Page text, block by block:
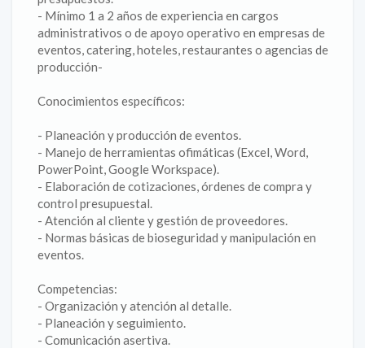
- Mínimo 1 a 2 años de experiencia en cargos
administrativos o de apoyo operativo en empresas de
eventos, catering, hoteles, restaurantes o agencias de
producción-
Conocimientos específicos:
- Planeación y producción de eventos.
- Manejo de herramientas ofimáticas (Excel, Word,
PowerPoint, Google Workspace).
- Elaboración de cotizaciones, órdenes de compra y
control presupuestal.
- Atención al cliente y gestión de proveedores.
- Normas básicas de bioseguridad y manipulación en
eventos.
Competencias:
- Organización y atención al detalle.
- Planeación y seguimiento.
- Comunicación asertiva.